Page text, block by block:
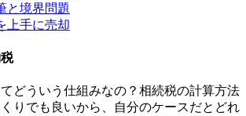
と境界問題
上手に売却
どういう仕組みなの？相続税の計算方法
りでも良いから、自分のケースだとどれ